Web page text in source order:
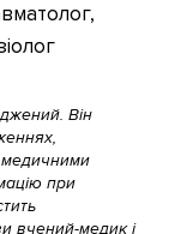
Він
медичними
при
вчений-медик і